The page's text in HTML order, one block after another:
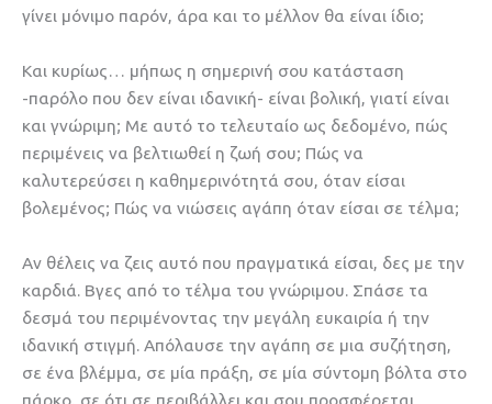
γίνει μόνιμο παρόν, άρα και το μέλλον θα είναι ίδιο;
Και κυρίως… μήπως η σημερινή σου κατάσταση
-παρόλο που δεν είναι ιδανική- είναι βολική, γιατί είναι
και γνώριμη; Με αυτό το τελευταίο ως δεδομένο, πώς
περιμένεις να βελτιωθεί η ζωή σου; Πώς να
καλυτερεύσει η καθημερινότητά σου, όταν είσαι
βολεμένος; Πώς να νιώσεις αγάπη όταν είσαι σε τέλμα;
Αν θέλεις να ζεις αυτό που πραγματικά είσαι, δες με την
καρδιά. Βγες από το τέλμα του γνώριμου. Σπάσε τα
δεσμά του περιμένοντας την μεγάλη ευκαιρία ή την
ιδανική στιγμή. Απόλαυσε την αγάπη σε μια συζήτηση,
σε ένα βλέμμα, σε μία πράξη, σε μία σύντομη βόλτα στο
πάρκο, σε ότι σε περιβάλλει και σου προσφέρεται